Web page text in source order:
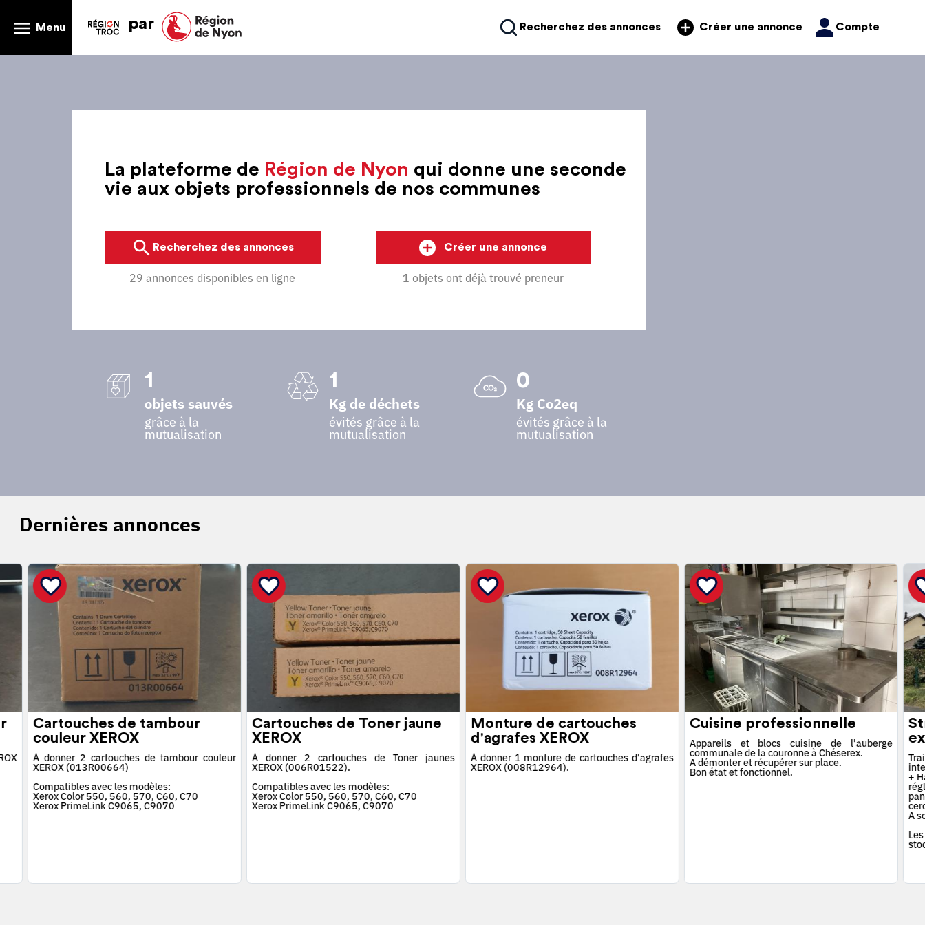
Menu par Recherchez des annonces Créer une annonce Compte
La plateforme de Région de Nyon qui donne une seconde
vie aux objets professionnels de nos communes
Recherchez des annonces
29 annonces disponibles en ligne
Créer une annonce
1 objets ont déjà trouvé preneur
1
objets sauvés
grâce à la
mutualisation
1
Kg de déchets
évités grâce à la
mutualisation
0
Kg Co2eq
évités grâce à la
mutualisation
Dernières annonces
Cartouches de tambour
couleur XEROX
À donner 2 cartouches de tambour couleur
XEROX (013R00664)
Compatibles avec les modèles:
Xerox Color 550, 560, 570, C60, C70
Xerox PrimeLink C9065, C9070
Cartouches de Toner jaune
XEROX
À donner 2 cartouches de Toner jaunes
XEROX (006R01522).
Compatibles avec les modèles:
Xerox Color 550, 560, 570, C60, C70
Xerox PrimeLink C9065, C9070
Monture de cartouches
d'agrafes XEROX
À donner 1 monture de cartouches d'agrafes
XEROX (008R12964).
Cuisine professionnelle
Appareils et blocs cuisine de l'auberge
communale de la couronne à Chéserex.
A démonter et récupérer sur place.
Bon état et fonctionnel. +
A